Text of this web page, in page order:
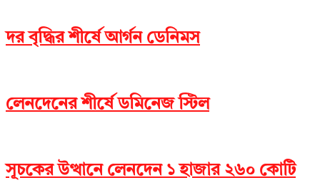
দর বৃদ্ধির শীর্ষে আর্গন ডেনিমস
লেনদেনের শীর্ষে ডমিনেজ স্টিল
সূচকের উত্থানে লেনদেন ১ হাজার ২৬০ কোটি